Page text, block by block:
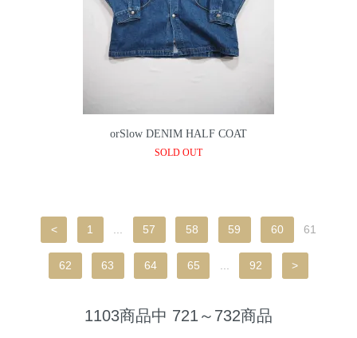
orSlow DENIM HALF COAT
SOLD OUT
< 1 ... 57 58 59 60 61
62 63 64 65 ... 92 >
1103商品中 721～732商品